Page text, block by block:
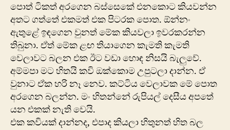
පොත් ටිකත් අරගෙන බස්සෙකේ එනකොට කියවන්න
අතට ගත්තේ එකමත් එක පිටරක පොත. ඕන්නං
ඇතුළේ ඉඳගෙන වුනත් මේක කියවලා ඉවරකරන්න
තිබුනා. ඒත් මේක ළඟ තියාගෙන කැමති කැමති
වෙලාවට බලන එක ඊට වඩා හොඳ නිසයි බැලුවේ.
අම්මපා මට හිතයි කවි ඔක්කොම උපුටලා දාන්න. ඒ
වුනාට ඒක හරි නෑ නෙව. කට්ටිය වෙලාවක මේ පොත
අරගෙන බලන්න. මං හිතන්නේ රුපියල් දෙසීය අපතේ
යන එකක් නැති වෙයි.
එක කවියක් දාන්නද, එපාද කියලා හිතුනත් හිත බල